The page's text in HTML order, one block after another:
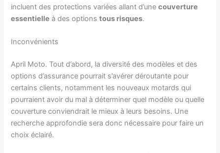
incluent des protections variées allant d’unecouverture
essentielle à des optionstous risques.
Inconvénients
April Moto. Tout d’abord, la diversité des modèles et des
options d’assurance pourrait s’avérer déroutante pour
certains clients, notamment les nouveaux motards qui
pourraient avoir du mal à déterminer quel modèle ou quelle
couverture conviendrait le mieux à leurs besoins. Une
recherche approfondie sera donc nécessaire pour faire un
choix éclairé.